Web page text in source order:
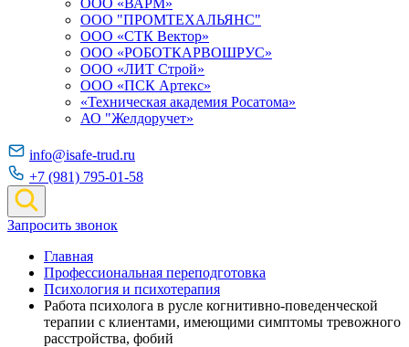
ООО «ВАРМ»
ООО "ПРОМТЕХАЛЬЯНС"
ООО «СТК Вектор»
ООО «РОБОТКАРВОШРУС»
ООО «ЛИТ Строй»
ООО «ПСК Артекс»
«Техническая академия Росатома»
АО "Желдоручет»
info@isafe-trud.ru
+7 (981) 795-01-58
Запросить звонок
Главная
Профессиональная переподготовка
Психология и психотерапия
Работа психолога в русле когнитивно-поведенческой
терапии с клиентами, имеющими симптомы тревожного
расстройства, фобий